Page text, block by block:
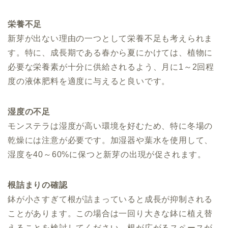
栄養不足
新芽が出ない理由の一つとして栄養不足も考えられま
す。特に、成長期である春から夏にかけては、植物に
必要な栄養素が十分に供給されるよう、月に1～2回程
度の液体肥料を適度に与えると良いです。
湿度の不足
モンステラは湿度が高い環境を好むため、特に冬場の
乾燥には注意が必要です。加湿器や葉水を使用して、
湿度を40～60%に保つと新芽の出現が促されます。
根詰まりの確認
鉢が小さすぎて根が詰まっていると成長が抑制される
ことがあります。この場合は一回り大きな鉢に植え替